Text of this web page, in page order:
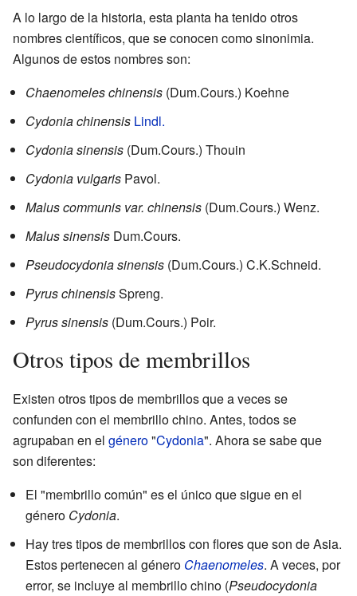
A lo largo de la historia, esta planta ha tenido otros
nombres científicos, que se conocen como sinonimia.
Algunos de estos nombres son:
Chaenomeles chinensis (Dum.Cours.) Koehne
Cydonia chinensis Lindl.
Cydonia sinensis (Dum.Cours.) Thouin
Cydonia vulgaris Pavol.
Malus communis var. chinensis (Dum.Cours.) Wenz.
Malus sinensis Dum.Cours.
Pseudocydonia sinensis (Dum.Cours.) C.K.Schneid.
Pyrus chinensisSpreng.
Pyrus sinensis (Dum.Cours.) Poir.
Otros tipos de membrillos
Existen otros tipos de membrillos que a veces se
confunden con el membrillo chino. Antes, todos se
agrupaban en el género"Cydonia". Ahora se sabe que
son diferentes:
El "membrillo común" es el único que sigue en el
género Cydonia.
Hay tres tipos de membrillos con flores que son de Asia.
Estos pertenecen al género Chaenomeles. A veces, por
error, se incluye al membrillo chino (Pseudocydonia